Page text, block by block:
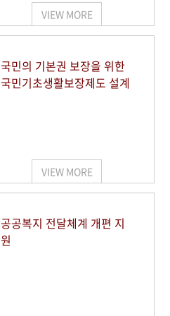
VIEW MORE
국민의 기본권 보장을 위한
국민기초생활보장제도 설계
VIEW MORE
공공복지 전달체계 개편 지
원